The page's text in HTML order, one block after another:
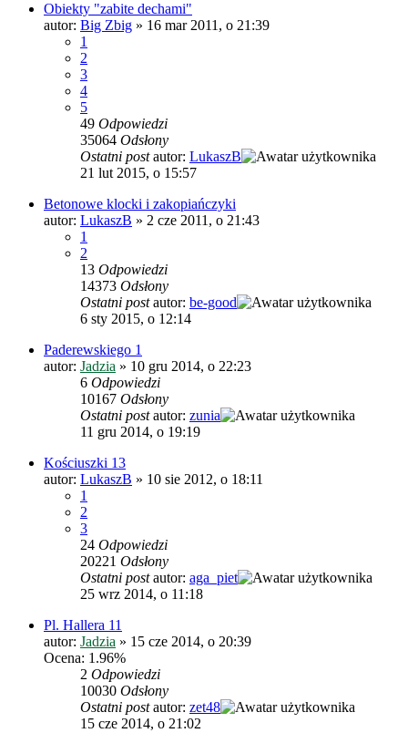
Obiekty "zabite dechami"
autor: Big Zbig » 16 mar 2011, o 21:39
1
2
3
4
5
49 Odpowiedzi
35064 Odsłony
Ostatni postautor: LukaszB
21 lut 2015, o 15:57
Betonowe klocki i zakopiańczyki
autor: LukaszB » 2 cze 2011, o 21:43
1
2
13 Odpowiedzi
14373 Odsłony
Ostatni postautor: be-good
6 sty 2015, o 12:14
Paderewskiego 1
autor: Jadzia » 10 gru 2014, o 22:23
6 Odpowiedzi
10167 Odsłony
Ostatni postautor: zunia
11 gru 2014, o 19:19
Kościuszki 13
autor: LukaszB » 10 sie 2012, o 18:11
1
2
3
24 Odpowiedzi
20221 Odsłony
Ostatni postautor: aga_piet
25 wrz 2014, o 11:18
Pl. Hallera 11
autor: Jadzia » 15 cze 2014, o 20:39
Ocena: 1.96%
2 Odpowiedzi
10030 Odsłony
Ostatni postautor: zet48
15 cze 2014, o 21:02